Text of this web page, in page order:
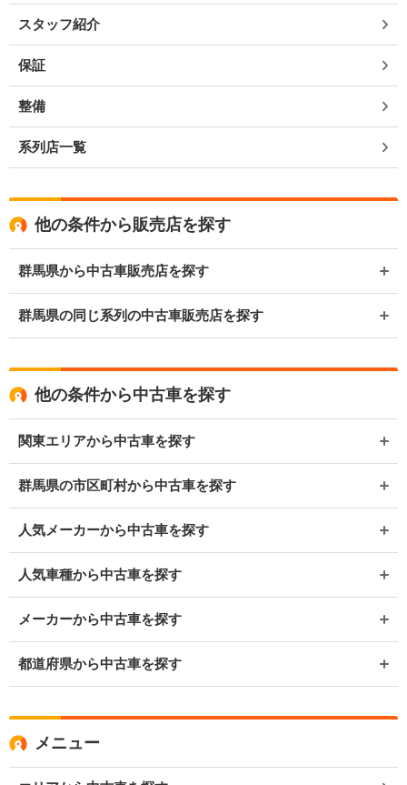
スタッフ紹介
保証
整備
系列店一覧
他の条件から販売店を探す
群馬県から中古車販売店を探す
群馬県の同じ系列の中古車販売店を探す
他の条件から中古車を探す
関東エリアから中古車を探す
群馬県の市区町村から中古車を探す
人気メーカーから中古車を探す
人気車種から中古車を探す
メーカーから中古車を探す
都道府県から中古車を探す
メニュー